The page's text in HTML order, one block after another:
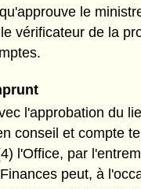
le
vérificateur de la
l'approbation du
conseil et compte
l'Office, par
peut, à